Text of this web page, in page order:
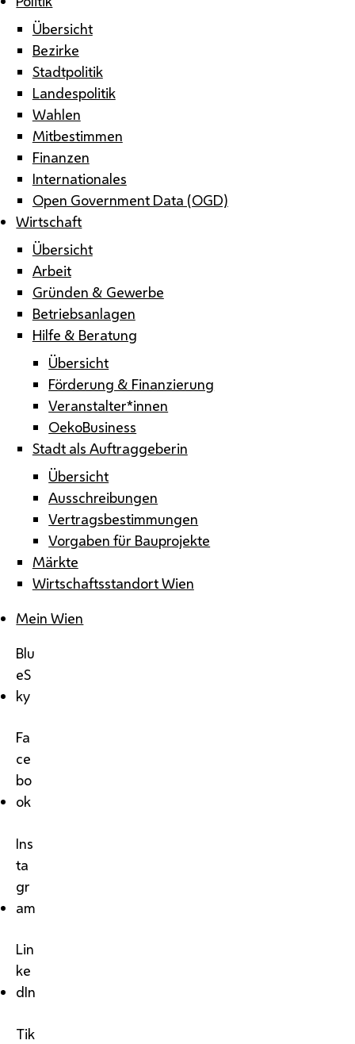
Übersicht
Bezirke
Stadtpolitik
Landespolitik
Wahlen
Mitbestimmen
Finanzen
Internationales
Open Government Data (OGD)
Wirtschaft
Übersicht
Arbeit
Gründen & Gewerbe
Betriebsanlagen
Hilfe & Beratung
Übersicht
Förderung & Finanzierung
Veranstalter*innen
OekoBusiness
Stadt als Auftraggeberin
Übersicht
Ausschreibungen
Vertragsbestimmungen
Vorgaben für Bauprojekte
Märkte
Wirtschaftsstandort Wien
Mein Wien
Blu
eS
ky
Fa
ce
bo
ok
Ins
ta
gr
am
Lin
ke
dIn
Tik